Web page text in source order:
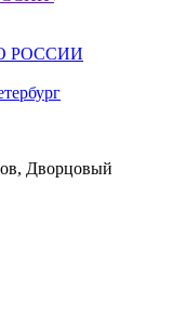
РОССИИ
Дворцовый